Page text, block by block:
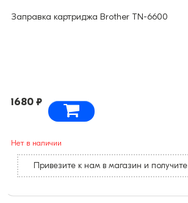
Заправка картриджа Brother TN-6600
1680 ₽
Нет в наличии
Привезите к нам в магазин и получите